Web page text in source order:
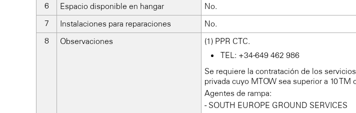
Espacio disponible en hangar
No.
Instalaciones para reparaciones
No.
Observaciones
(1) PPR CTC.
TEL: +34-649 462 986
Se requiere la contratación de los
privada cuyo MTOW sea superior a 10
Agentes de rampa:
- SOUTH EUROPE GROUND SERVICES